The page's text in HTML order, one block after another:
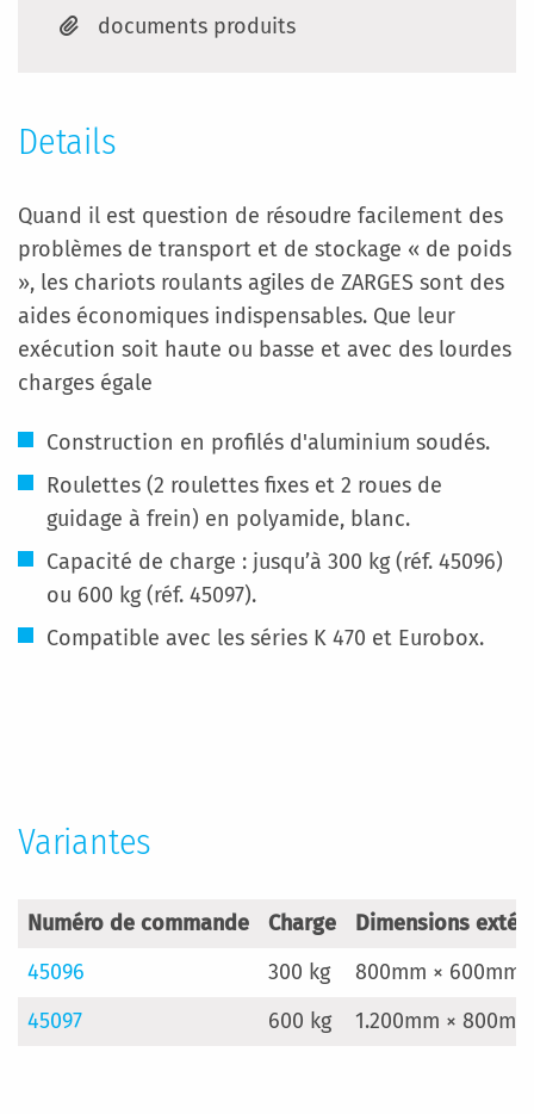
documents produits
Details
Quand il est question de résoudre facilement des
problèmes de transport et de stockage « de poids
», les chariots roulants agiles de ZARGES sont des
aides économiques indispensables. Que leur
exécution soit haute ou basse et avec des lourdes
charges égale
Construction en profilés d'aluminium soudés.
Roulettes (2 roulettes fixes et 2 roues de
guidage à frein) en polyamide, blanc.
Capacité de charge : jusqu’à 300 kg (réf. 45096)
ou 600 kg (réf. 45097).
Compatible avec les séries K 470 et Eurobox.
Variantes
Numéro de commande Charge
Dimensions
45096
300 kg
800mm × 600mm
45097
600 kg 1.200mm × 800mm